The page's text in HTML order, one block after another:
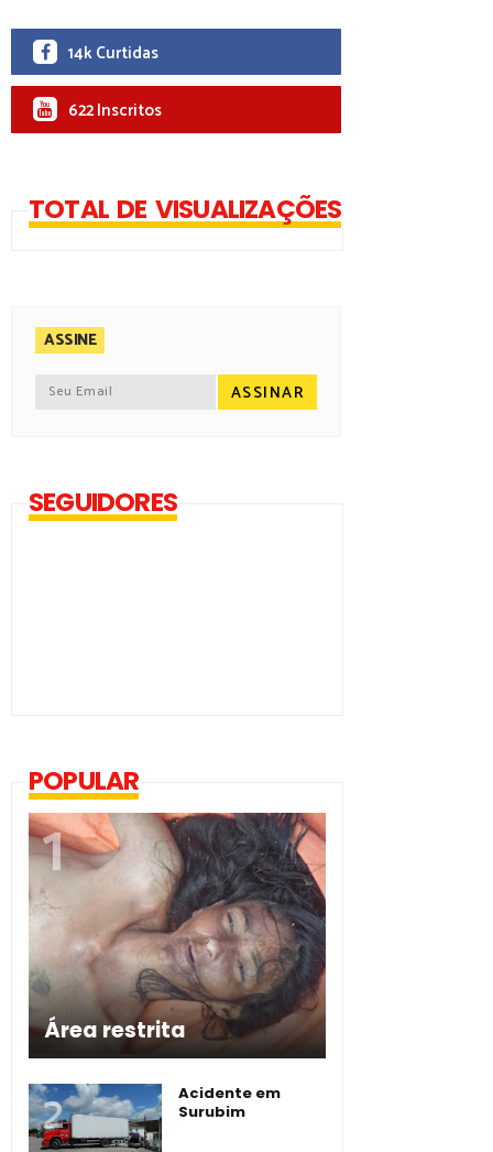
14k Curtidas
622 Inscritos
TOTAL DE VISUALIZAÇÕES
ASSINE
SEGUIDORES
POPULAR
Área restrita
Acidente em
Surubim